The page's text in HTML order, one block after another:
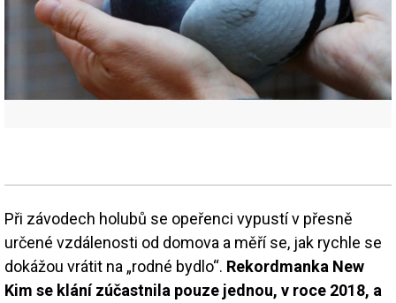
Při závodech holubů se opeřenci vypustí v přesně
určené vzdálenosti od domova a měří se, jak rychle se
dokážou vrátit na „rodné bydlo“. Rekordmanka New
Kim se klání zúčastnila pouze jednou, v roce 2018, a